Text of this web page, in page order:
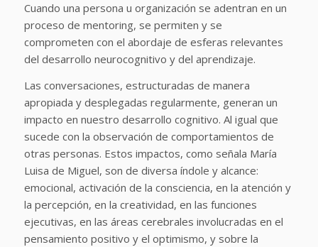
Cuando una persona u organización se adentran en un
proceso de mentoring, se permiten y se
comprometen con el abordaje de esferas relevantes
del desarrollo neurocognitivo y del aprendizaje.
Las conversaciones, estructuradas de manera
apropiada y desplegadas regularmente, generan un
impacto en nuestro desarrollo cognitivo. Al igual que
sucede con la observación de comportamientos de
otras personas. Estos impactos, como señala María
Luisa de Miguel, son de diversa índole y alcance:
emocional, activación de la consciencia, en la atención y
la percepción, en la creatividad, en las funciones
ejecutivas, en las áreas cerebrales involucradas en el
pensamiento positivo y el optimismo, y sobre la